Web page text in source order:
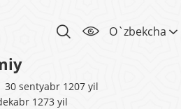
O`zbekcha
30 sentyabr 1207 yil
1273 yil